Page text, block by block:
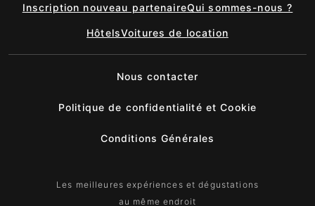
Inscription nouveau partenaireQui sommes-nous ?
HôtelsVoitures de location
Nous contacter
Politique de confidentialité et Cookie
Conditions Générales
Les meilleures expériences et dégustations
au même endroit